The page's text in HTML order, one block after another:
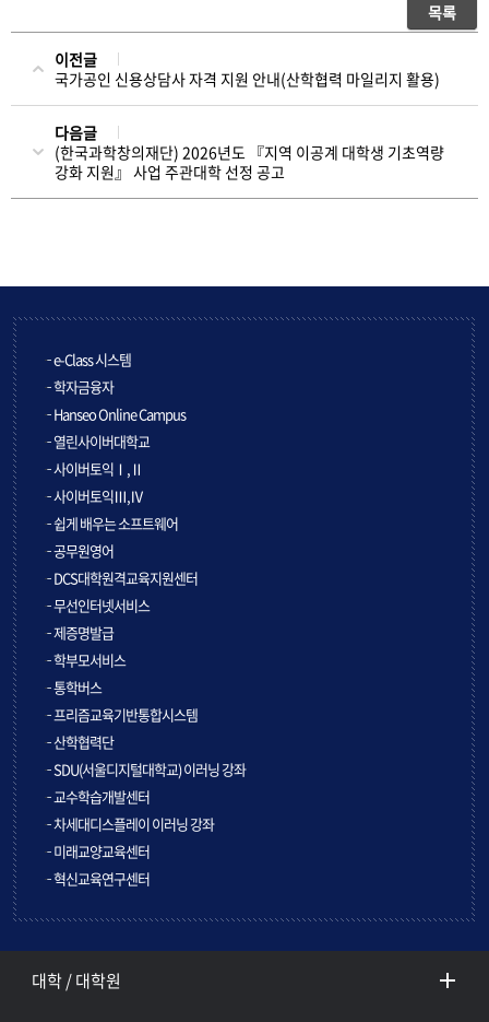
목록
이전글
국가공인 신용상담사 자격 지원 안내(산학협력 마일리지 활용)
다음글
(한국과학창의재단) 2026년도 『지역 이공계 대학생 기초역량
강화 지원』 사업 주관대학 선정 공고
e-Class 시스템
학자금융자
Hanseo Online Campus
열린사이버대학교
사이버토익Ⅰ,Ⅱ
사이버토익Ⅲ,Ⅳ
쉽게 배우는 소프트웨어
공무원영어
DCS대학원격교육지원센터
무선인터넷서비스
제증명발급
학부모서비스
통학버스
프리즘교육기반통합시스템
산학협력단
SDU(서울디지털대학교) 이러닝 강좌
교수학습개발센터
차세대디스플레이 이러닝 강좌
미래교양교육센터
혁신교육연구센터
대학 / 대학원